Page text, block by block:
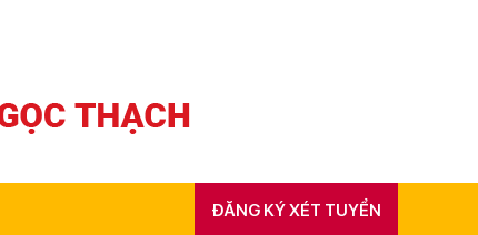
ĐĂNG KÝ XÉT TUYỂN